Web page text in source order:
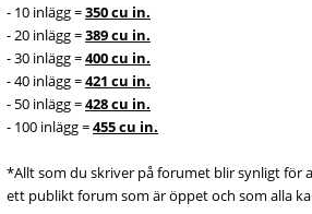
- 10 inlägg =350 cu in.
- 20 inlägg =389 cu in.
- 30 inlägg =400 cu in.
- 40 inlägg =421 cu in.
- 50 inlägg =428 cu in.
- 100 inlägg =455 cu in.
*Allt som du skriver på forumet blir synligt för
ett publikt forum som är öppet och som alla